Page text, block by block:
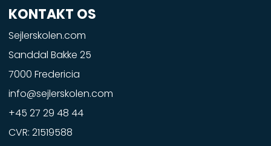
KONTAKT OS
Sejlerskolen.com
Sanddal Bakke 25
7000 Fredericia
info@sejlerskolen.com
+45 27 29 48 44
CVR: 21519588